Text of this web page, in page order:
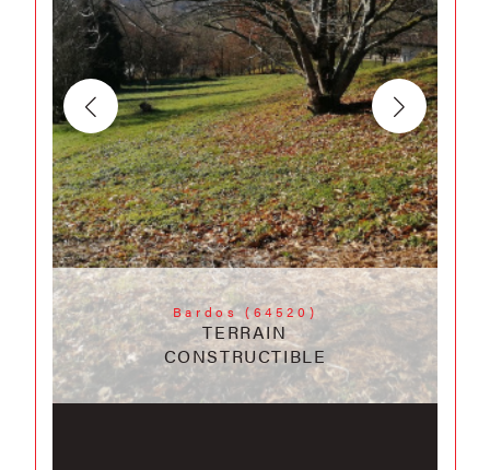
Bardos (64520)
TERRAIN
CONSTRUCTIBLE